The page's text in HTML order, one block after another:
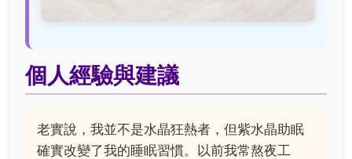
個人經驗與建議
老實說，我並不是水晶狂熱者，但紫水晶助眠
確實改變了我的睡眠習慣。以前我常熬夜工